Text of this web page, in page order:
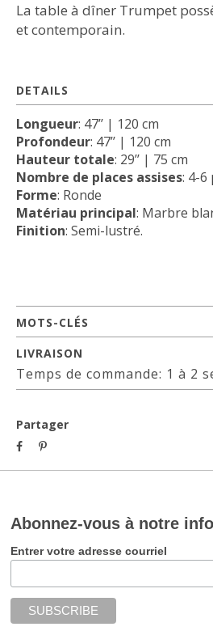
La table à dîner Trumpet
et contemporain.
DETAILS
Longueur: 47’’ | 120 cm
Profondeur: 47’’ | 120 cm
Hauteur totale: 29’’ | 75 cm
Nombre de places assises: 4-6
Forme: Ronde
Matériau principal: Marbre
Finition: Semi-lustré.
MOTS-CLÉS
LIVRAISON
Temps de commande: 1 à 2
Partager
Abonnez-vous à notre
Entrer votre adresse courriel